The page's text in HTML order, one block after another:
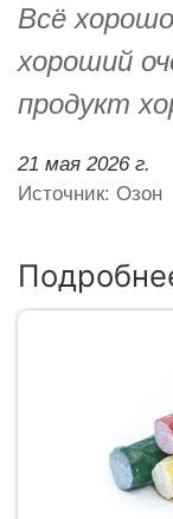
Всё
хороший
продукт
21 мая 2026 г.
Источник: Озон